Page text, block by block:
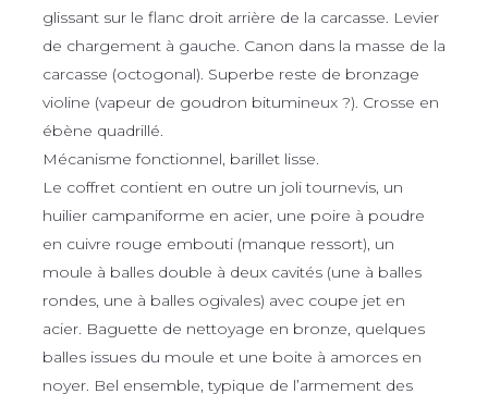
glissant sur le flanc droit arrière de la carcasse. Levier
de chargement à gauche. Canon dans la masse de la
carcasse (octogonal). Superbe reste de bronzage
violine (vapeur de goudron bitumineux ?). Crosse en
ébène quadrillé.
Mécanisme fonctionnel, barillet lisse.
Le coffret contient en outre un joli tournevis, un
huilier campaniforme en acier, une poire à poudre
en cuivre rouge embouti (manque ressort), un
moule à balles double à deux cavités (une à balles
rondes, une à balles ogivales) avec coupe jet en
acier. Baguette de nettoyage en bronze, quelques
balles issues du moule et une boite à amorces en
noyer. Bel ensemble, typique de l’armement des